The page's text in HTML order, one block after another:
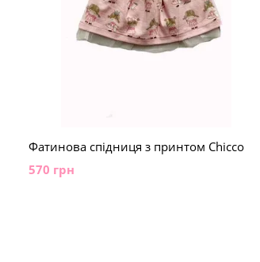
Фатинова спідниця з принтом Chicco
570 грн